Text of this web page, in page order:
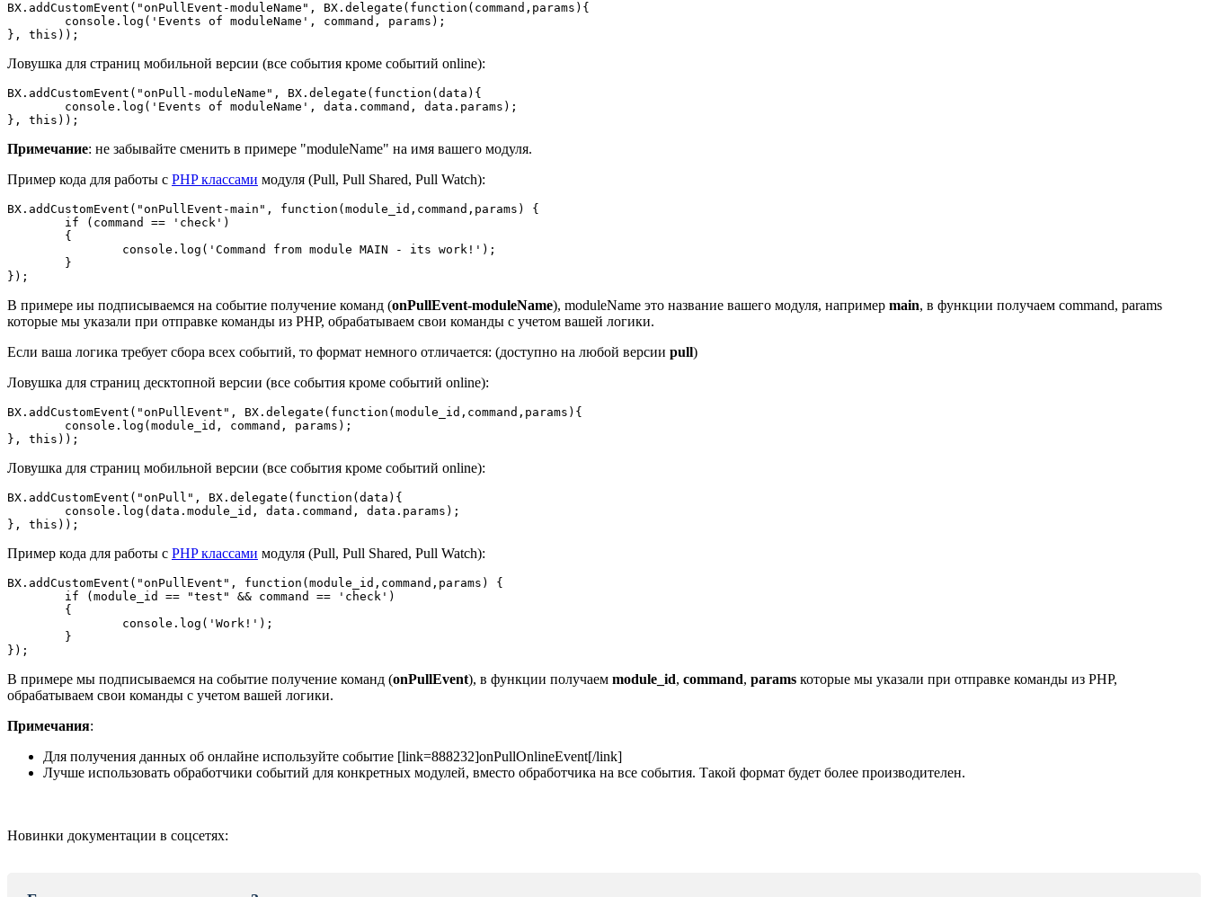
BX.addCustomEvent("onPullEvent-moduleName", BX.delegate(function(command,params){
}, this));
Ловушка для страниц мобильной версии (все события кроме событий online):
BX.addCustomEvent("onPull-moduleName", BX.delegate(function(data){
}, this));
Примечание: не забывайте сменить в примере "moduleName" на имя вашего модуля.
Пример кода для работы с PHP классами модуля (Pull, Pull Shared, Pull Watch):
BX.addCustomEvent("onPullEvent-main", function(module_id,command,params) {
});
В примере иы подписываемся на событие получение команд (onPullEvent-moduleName), moduleName это название вашего модуля, например main, в функции получаем command, params
которые мы указали при отправке команды из PHP, обрабатываем свои команды с учетом вашей логики.
Если ваша логика требует сбора всех событий, то формат немного отличается: (доступно на любой версии pull)
Ловушка для страниц десктопной версии (все события кроме событий online):
BX.addCustomEvent("onPullEvent", BX.delegate(function(module_id,command,params){
}, this));
Ловушка для страниц мобильной версии (все события кроме событий online):
BX.addCustomEvent("onPull", BX.delegate(function(data){
}, this));
Пример кода для работы с PHP классами модуля (Pull, Pull Shared, Pull Watch):
BX.addCustomEvent("onPullEvent", function(module_id,command,params) {
});
В примере мы подписываемся на событие получение команд (onPullEvent), в функции получаем module_id, command, params которые мы указали при отправке команды из PHP,
обрабатываем свои команды с учетом вашей логики.
Примечания:
Для получения данных об онлайне используйте событие [link=888232]onPullOnlineEvent[/link]
Лучше использовать обработчики событий для конкретных модулей, вместо обработчика на все события. Такой формат будет более производителен.
Новинки документации в соцсетях: